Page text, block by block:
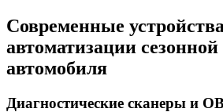
Современные
автоматизации сезонной
автомобиля
Диагностические сканеры и